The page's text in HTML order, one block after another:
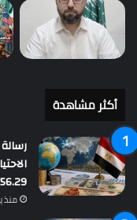
أكثر مشاهدة
56.29 مليار دولار بنهاية يوليو
منذ